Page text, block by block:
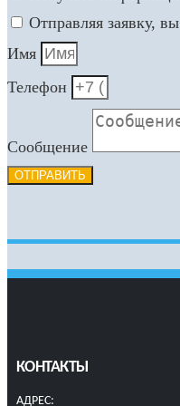
Отправляя заявку,
Имя
Телефон
Сообщение
ОТПРАВИТЬ
КОНТАКТЫ
АДРЕС: